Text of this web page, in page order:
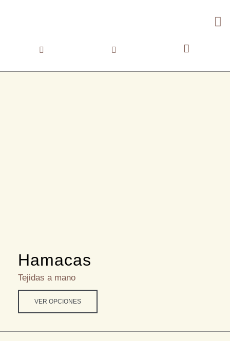
Hamacas
Tejidas a mano
VER OPCIONES